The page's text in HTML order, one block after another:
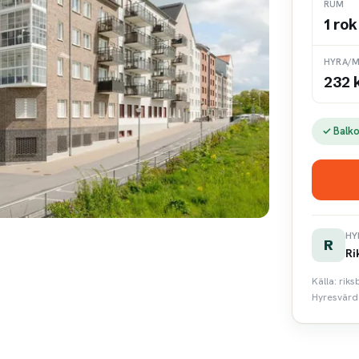
RUM
1 rok
HYRA/
232
✓
R
Källa: